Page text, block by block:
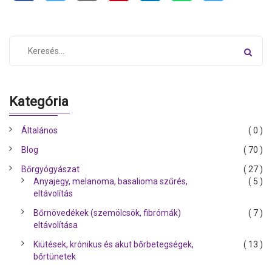
Kategória
Általános
( 0 )
Blog
( 70 )
Bőrgyógyászat
( 27 )
Anyajegy, melanoma, basalioma szűrés,
eltávolítás
( 5 )
Bőrnövedékek (szemölcsök, fibrómák)
eltávolítása
( 7 )
Kiütések, krónikus és akut bőrbetegségek,
bőrtünetek
( 13 )